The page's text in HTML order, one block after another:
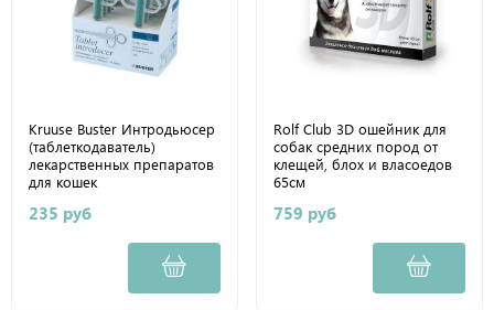
Kruuse Buster Интродьюсер
(таблеткодаватель)
лекарственных препаратов
для кошек
235 руб
Rolf Club 3D ошейник для
собак средних пород от
клещей, блох и власоедов
65см
759 руб